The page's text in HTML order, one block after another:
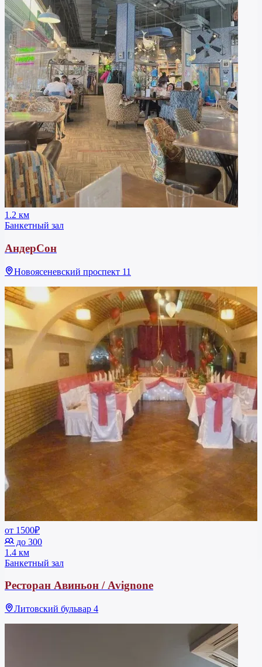
1.2 км
Банкетный зал
АндерСон
Новоясеневский проспект 11
от 1500₽
до 300
1.4 км
Банкетный зал
Ресторан Авиньон / Avignone
Литовский бульвар 4